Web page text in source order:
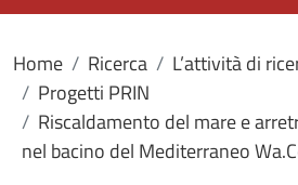
Home Ricerca
L’attività di
Progetti PRIN
Riscaldamento del mare e
nel bacino del Mediterraneo